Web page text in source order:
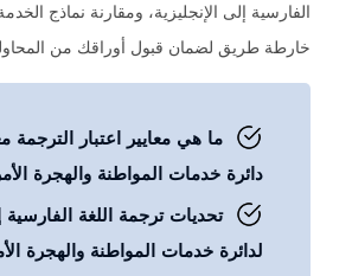
الفارسية إلى الإنجليزية، ومقارنة نماذج
خارطة طريق لضمان قبول أوراقك من
ما هي معايير اعتبار
دائرة خدمات المواطنة والهجرة
تحديات ترجمة اللغة الفارسية
لدائرة خدمات المواطنة والهجرة